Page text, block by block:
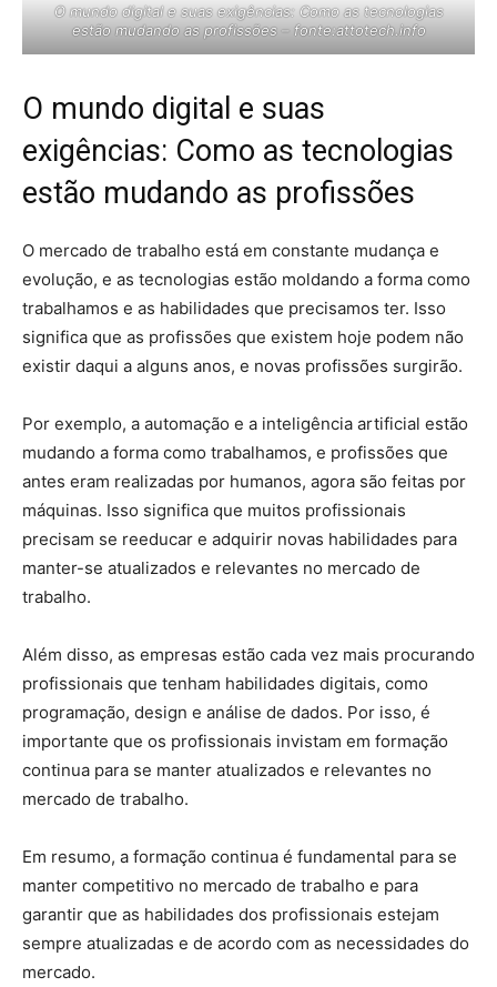
O mundo digital e suas exigências: Como as tecnologias
estão mudando as profissões – fonte:attotech.info
O mundo digital e suas
exigências: Como as tecnologias
estão mudando as profissões
O mercado de trabalho está em constante mudança e
evolução, e as tecnologias estão moldando a forma como
trabalhamos e as habilidades que precisamos ter. Isso
significa que as profissões que existem hoje podem não
existir daqui a alguns anos, e novas profissões surgirão.
Por exemplo, a automação e a inteligência artificial estão
mudando a forma como trabalhamos, e profissões que
antes eram realizadas por humanos, agora são feitas por
máquinas. Isso significa que muitos profissionais
precisam se reeducar e adquirir novas habilidades para
manter-se atualizados e relevantes no mercado de
trabalho.
Além disso, as empresas estão cada vez mais procurando
profissionais que tenham habilidades digitais, como
programação, design e análise de dados. Por isso, é
importante que os profissionais invistam em formação
continua para se manter atualizados e relevantes no
mercado de trabalho.
Em resumo, a formação continua é fundamental para se
manter competitivo no mercado de trabalho e para
garantir que as habilidades dos profissionais estejam
sempre atualizadas e de acordo com as necessidades do
mercado.